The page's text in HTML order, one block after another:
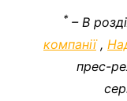
*– В
компанії,
прес-